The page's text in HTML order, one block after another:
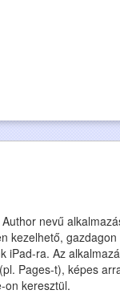
nevű
kezelhető,
iPad-ra. Az
Pages-t), képes
on keresztül.